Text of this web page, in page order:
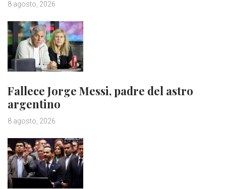
8 agosto, 2026
Fallece Jorge Messi, padre del astro
argentino
8 agosto, 2026